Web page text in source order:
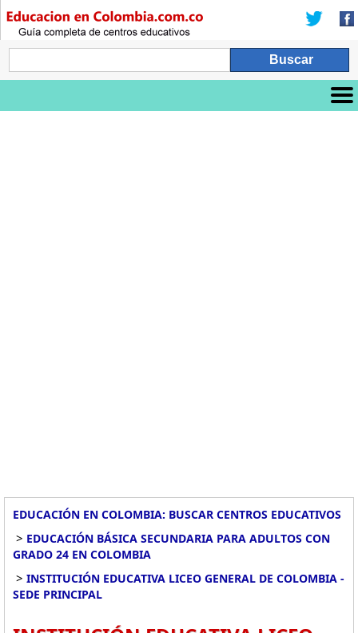
EDUCACIÓN EN COLOMBIA: BUSCAR CENTROS EDUCATIVOS
> EDUCACIÓN BÁSICA SECUNDARIA PARA ADULTOS CON
GRADO 24 EN COLOMBIA
> INSTITUCIÓN EDUCATIVA LICEO GENERAL DE COLOMBIA -
SEDE PRINCIPAL